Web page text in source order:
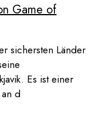
Game of
sichersten Länder
Es ist einer
d